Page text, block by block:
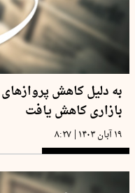
به دلیل کاهش
بازاری کاهش یافت
۱۹ آبان ۱۴۰۳ | ۸:۲۷